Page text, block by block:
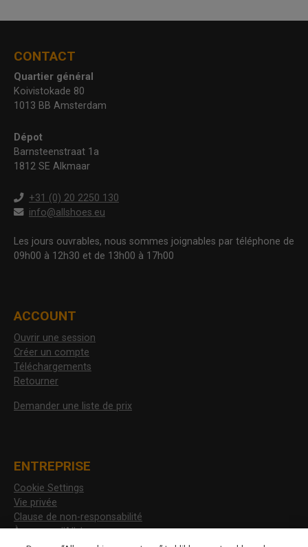
CONTACT
Quartier général
Koivistokade 80
1013 BB Amsterdam
Dépot
Barnsteenstraat 1a
1812 SE Alkmaar
+31 (0) 20 2250 130
info@allshoes.eu
Les jours ouvrables, nous sommes joignables par téléphone de
09h00 à 12h30 et de 13h00 à 17h00
ACCOUNT
Ouvrir une session
Créer un compte
Téléchargements
Retourner
Demander une liste de prix
ENTREPRISE
Cookie Settings
Vie privée
Clause de non-responsabilité
À propos d'Allshoes